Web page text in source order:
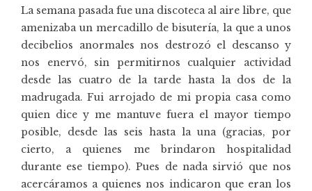
La semana pasada fue una discoteca al aire libre, que
amenizaba un mercadillo de bisutería, la que a unos
decibelios anormales nos destrozó el descanso y
nos enervó, sin permitirnos cualquier actividad
desde las cuatro de la tarde hasta la dos de la
madrugada. Fui arrojado de mi propia casa como
quien dice y me mantuve fuera el mayor tiempo
posible, desde las seis hasta la una (gracias, por
cierto, a quienes me brindaron hospitalidad
durante ese tiempo). Pues de nada sirvió que nos
acercáramos a quienes nos indicaron que eran los